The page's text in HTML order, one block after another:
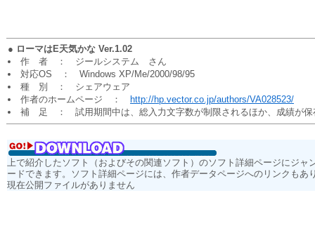
● ローマはE天気かな Ver.1.02
作 者 ： ジールシステム さん
対応OS ： Windows XP/Me/2000/98/95
種 別 ： シェアウェア
作者のホームページ ：
http://hp.vector.co.jp/authors/VA028523/
補 足 ： 試用期間中は、総入力文字数が制限されるほか、成績が保
上で紹介したソフト（およびその関連ソフト）のソフト詳細ページにジ
ードできます。ソフト詳細ページには、作者データページへのリンクもあ
現在公開ファイルがありません